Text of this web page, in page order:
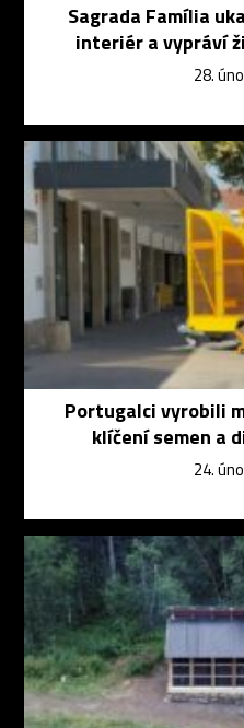
Sagrada Família
interiér a vypráví
28.
Portugalci vyrobili
klíčení semen a
24.